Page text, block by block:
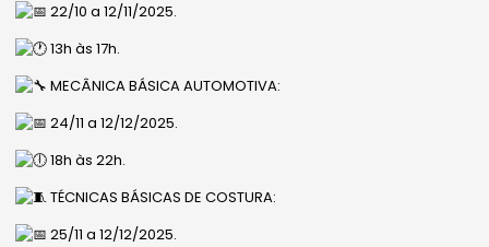
22/10 a 12/11/2025.
13h às 17h.
MECÂNICA BÁSICA AUTOMOTIVA:
24/11 a 12/12/2025.
18h às 22h.
TÉCNICAS BÁSICAS DE COSTURA:
25/11 a 12/12/2025.